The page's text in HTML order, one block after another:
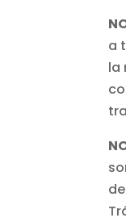
a
la